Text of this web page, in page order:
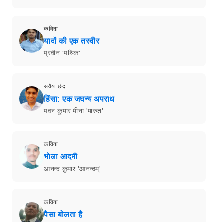
कविता
यादों की एक तस्वीर
प्रवीन 'पथिक'
सवैया छंद
हिंसा: एक जघन्य अपराध
पवन कुमार मीना 'मारुत'
कविता
भोला आदमी
आनन्द कुमार 'आनन्दम्'
कविता
पैसा बोलता है